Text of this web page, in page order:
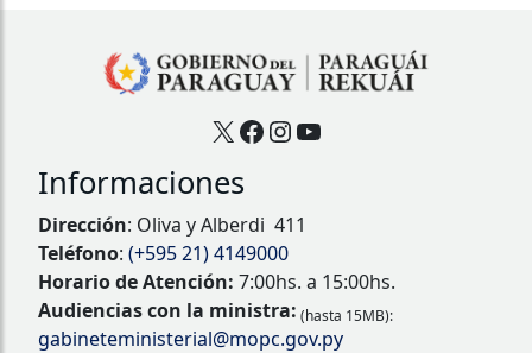
X Facebook
Instagram
YouTube
Informaciones
Dirección: Oliva y Alberdi 411
Teléfono: (+595 21) 4149000
Horario de Atención: 7:00hs. a 15:00hs.
Audiencias con la ministra: (hasta 15MB):
gabineteministerial@mopc.gov.py